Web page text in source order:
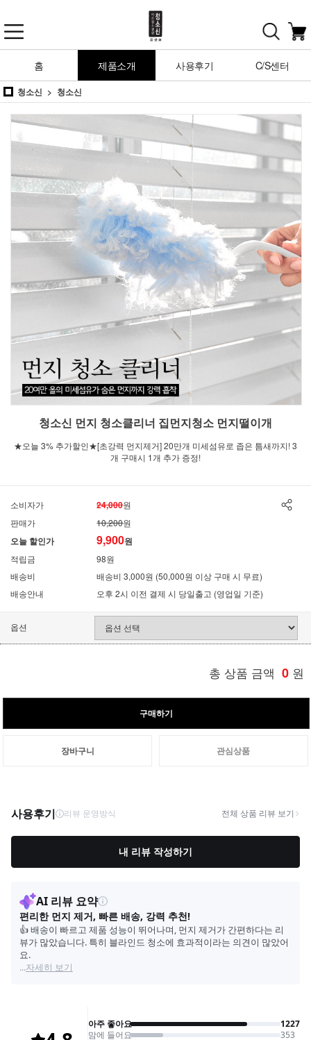
홈 제품소개 사용후기 C/S센터
청소신 청소신
청소신 먼지 청소클리너 집먼지청소 먼지떨이개
★오늘 3% 추가할인★[초강력 먼지제거] 20만개 미세섬유로 좁은 틈새까지! 3
개 구매시 1개 추가 증정!
소비자가 24,000원
판매가
10,200원
오늘 할인가 9,900원
적립금
98원
배송비
배송비 3,000원 (50,000원 이상 구매 시 무료)
배송안내
오후 2시 이전 결제 시 당일출고 (영업일 기준)
옵션
총 상품 금액 0 원
구매하기
장바구니 관심상품